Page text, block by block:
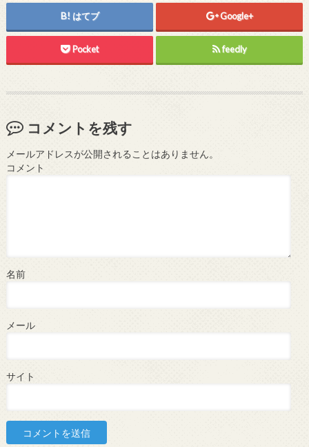
はてブ Google+
Pocket feedly
コメントを残す
メールアドレスが公開されることはありません。
コメント
名前
メール
サイト